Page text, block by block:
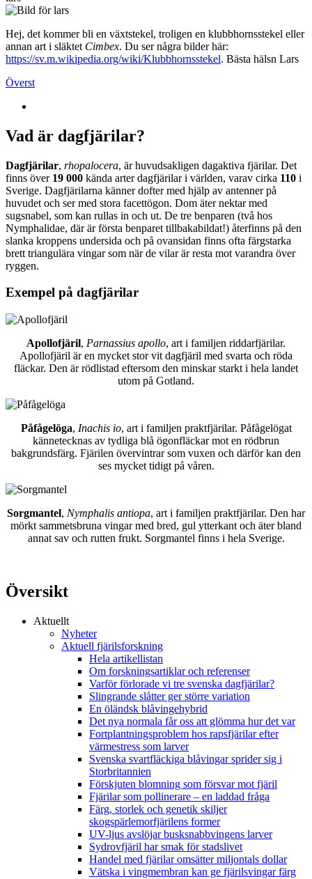
Hej, det kommer bli en växtstekel, troligen en klubbhornsstekel eller
annan art i släktet Cimbex. Du ser några bilder här:
https://sv.m.wikipedia.org/wiki/Klubbhornsstekel. Bästa hälsn Lars
Överst
Vad är dagfjärilar?
Dagfjärilar, rhopalocera, är huvudsakligen dagaktiva fjärilar. Det
finns över 19 000 kända arter dagfjärilar i världen, varav cirka 110 i
Sverige. Dagfjärilarna känner dofter med hjälp av antenner på
huvudet och ser med stora facettögon. Dom äter nektar med
sugsnabel, som kan rullas in och ut. De tre benparen (två hos
Nymphalidae, där är första benparet tillbakabildat!) återfinns på den
slanka kroppens undersida och på ovansidan finns ofta färgstarka
brett triangulära vingar som när de vilar är resta mot varandra över
ryggen.
Exempel på dagfjärilar
Apollofjäril, Parnassius apollo, art i familjen riddarfjärilar.
Apollofjäril är en mycket stor vit dagfjäril med svarta och röda
fläckar. Den är rödlistad eftersom den minskar starkt i hela landet
utom på Gotland.
Påfågelöga, Inachis io, art i familjen praktfjärilar. Påfågelögat
kännetecknas av tydliga blå ögonfläckar mot en rödbrun
bakgrundsfärg. Fjärilen övervintrar som vuxen och därför kan den
ses mycket tidigt på våren.
Sorgmantel, Nymphalis antiopa, art i familjen praktfjärilar. Den har
mörkt sammetsbruna vingar med bred, gul ytterkant och äter bland
annat sav och rutten frukt. Sorgmantel finns i hela Sverige.
Översikt
Aktuellt
Nyheter
Aktuell fjärilsforskning
Hela artikellistan
Om forskningsartiklar och referenser
Varför förlorade vi tre svenska dagfjärilar?
Slingrande slåtter ger större variation
En öländsk blåvingehybrid
Det nya normala får oss att glömma hur det var
Fortplantningsproblem hos rapsfjärilar efter
värmestress som larver
Svenska svartfläckiga blåvingar sprider sig i
Storbritannien
Förskjuten blomning som försvar mot fjäril
Fjärilar som pollinerare – en laddad fråga
Färg, storlek och genetik skiljer
skogspärlemorfjärilens former
UV-ljus avslöjar busksnabbvingens larver
Sydrovfjäril har smak för stadslivet
Handel med fjärilar omsätter miljontals dollar
Vätska i vingmembran kan ge fjärilsvingar färg